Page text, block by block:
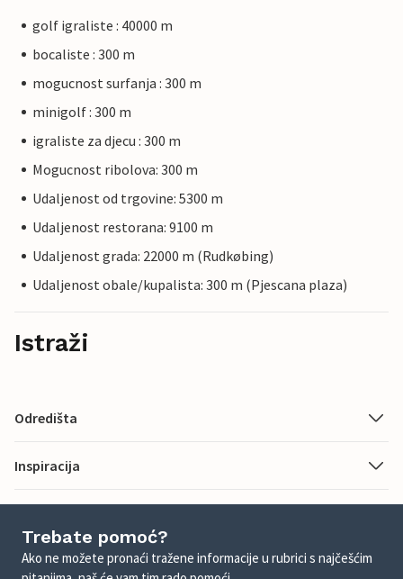
golf igraliste : 40000 m
bocaliste : 300 m
mogucnost surfanja : 300 m
minigolf : 300 m
igraliste za djecu : 300 m
Mogucnost ribolova: 300 m
Udaljenost od trgovine: 5300 m
Udaljenost restorana: 9100 m
Udaljenost grada: 22000 m (Rudkøbing)
Udaljenost obale/kupalista: 300 m (Pjescana plaza)
Istraži
Odredišta
Inspiracija
Trebate pomoć?
Ako ne možete pronaći tražene informacije u rubrici s najčešćim